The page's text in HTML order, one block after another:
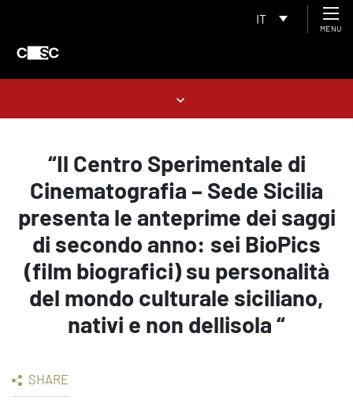
IT
MENU
“Il Centro Sperimentale di
Cinematografia – Sede Sicilia
presenta le anteprime dei saggi
di secondo anno: sei BioPics
(film biografici) su personalità
del mondo culturale siciliano,
nativi e non dellisola “
SHARE